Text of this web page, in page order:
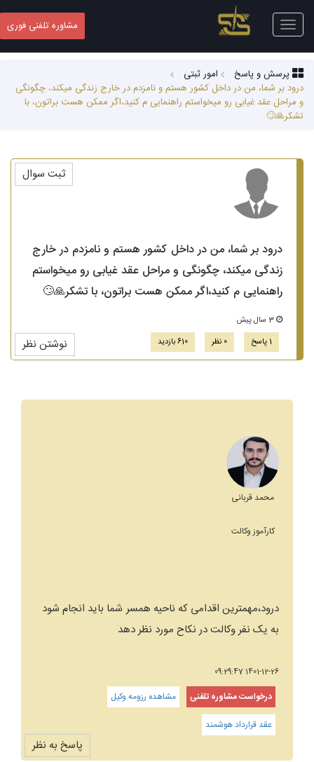
Toggle
navigation
مشاوره تلفنی فوری
پرسش و پاسخ
امور ثبتی
درود بر شما، من در داخل کشور هستم و نامزدم در خارج زندگی میکند، چگونگی
و مراحل عقد غیابی رو میخواستم راهنمایی م کنید،اگر ممکن هست براتون، با
تشکر🙏🙄
درود بر شما، من در داخل کشور هستم و نامزدم در خارج
زندگی میکند، چگونگی و مراحل عقد غیابی رو میخواستم
راهنمایی م کنید،اگر ممکن هست براتون، با تشکر🙏🙄
1 پاسخ
0 نظر 610 بازدید نوشتن نظر
ثبت سوال
محمد قربانی
کارآموز وکالت
درود،مهمترین اقدامی که ناحیه همسر شما باید انجام شود
به یک نفر وکالت در نکاح مورد نظر دهد
1401-12-26 09:29:47
درخواست مشاوره تلفنی
مشاهده رزومه وکیل
عقد قرارداد هوشمند
پاسخ به نظر